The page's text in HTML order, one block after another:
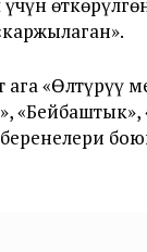
«Өлтүрүү